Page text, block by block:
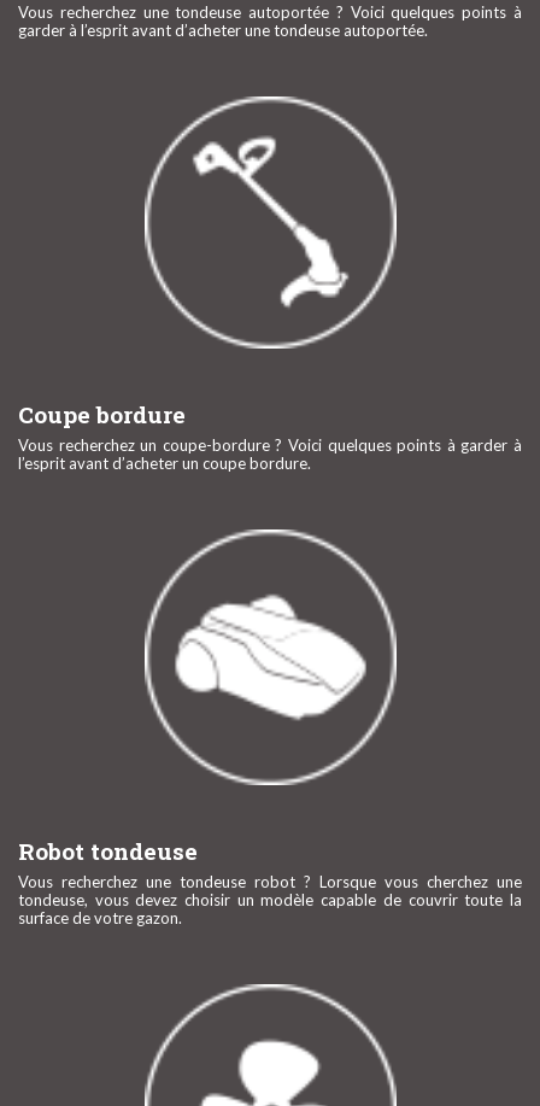
Vous recherchez une tondeuse autoportée ? Voici quelques points à
garder à l’esprit avant d’acheter une tondeuse autoportée.
Coupe bordure
Vous recherchez un coupe-bordure ? Voici quelques points à garder à
l’esprit avant d’acheter un coupe bordure.
Robot tondeuse
Vous recherchez une tondeuse robot ? Lorsque vous cherchez une
tondeuse, vous devez choisir un modèle capable de couvrir toute la
surface de votre gazon.